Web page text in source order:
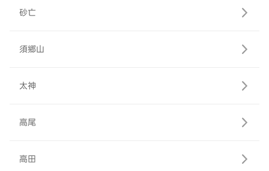
砂亡
須郷山
太神
高尾
高田